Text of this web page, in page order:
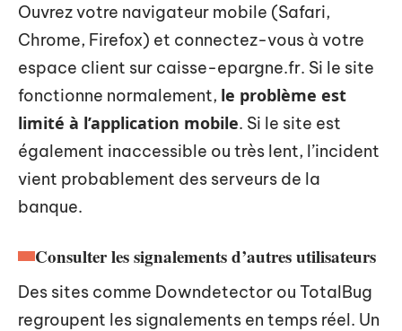
Ouvrez votre navigateur mobile (Safari,
Chrome, Firefox) et connectez-vous à votre
espace client sur caisse-epargne.fr. Si le site
fonctionne normalement, le problème est
limité à l’application mobile. Si le site est
également inaccessible ou très lent, l’incident
vient probablement des serveurs de la
banque.
Consulter les signalements d’autres utilisateurs
Des sites comme Downdetector ou TotalBug
regroupent les signalements en temps réel. Un